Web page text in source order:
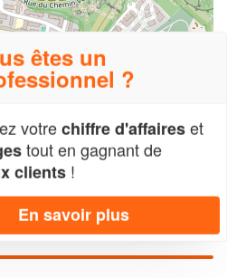
data © OpenStreetMap contributors,
êtes un
?
votrechiffre d'affaireset
tout en gagnant de
clients !
En savoir plus